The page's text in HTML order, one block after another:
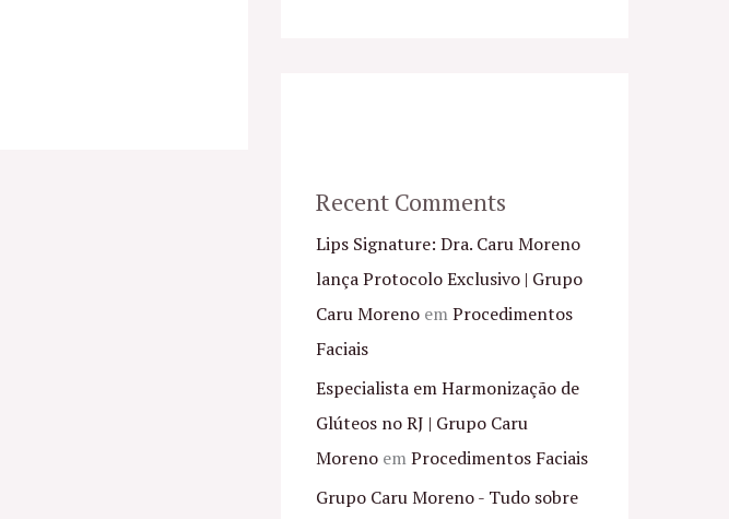
Recent Comments
Lips Signature: Dra. Caru Moreno
lança Protocolo Exclusivo | Grupo
Caru Moreno emProcedimentos
Faciais
Especialista em Harmonização de
Glúteos no RJ | Grupo Caru
Moreno emProcedimentos Faciais
Grupo Caru Moreno - Tudo sobre